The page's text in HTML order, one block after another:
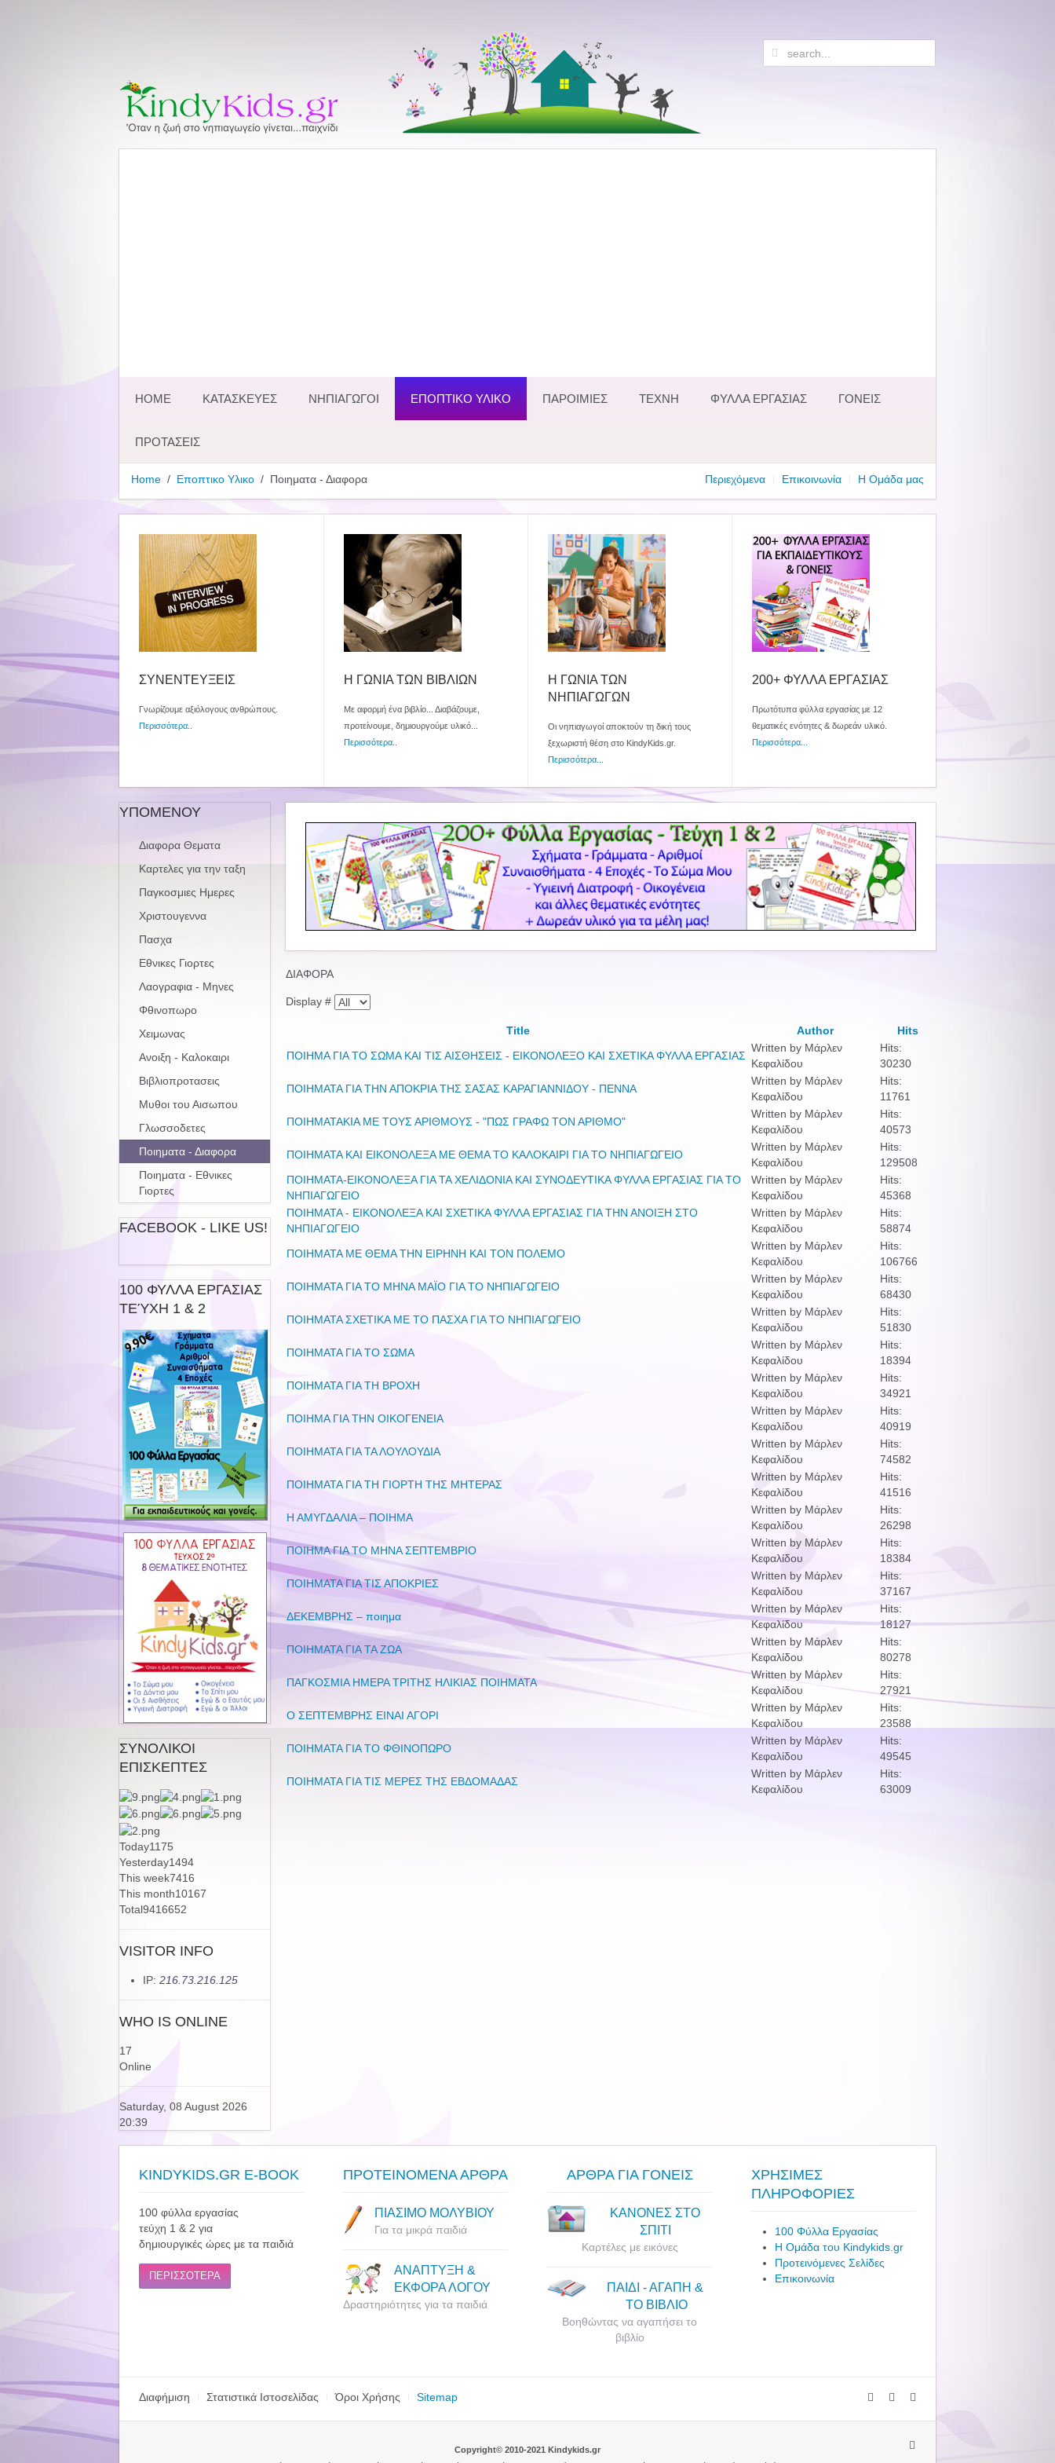
HOME ΚΑΤΑΣΚΕΥΕΣ ΝΗΠΙΑΓΩΓΟΙ ΕΠΟΠΤΙΚΟ ΥΛΙΚΟ ΠΑΡΟΙΜΙΕΣ ΤΕΧΝΗ ΦΥΛΛΑ ΕΡΓΑΣΙΑΣ ΓΟΝΕΙΣ
ΠΡΟΤΑΣΕΙΣ
Home Εποπτικο Υλικο Ποιηματα - Διαφορα Περιεχόμενα Επικοινωνία Η Ομάδα μας
ΣΥΝΕΝΤΕΥΞΕΙΣ
Γνωρίζουμε αξιόλογους ανθρώπους.
Περισσότερα
Η ΓΩΝΙΑ ΤΩΝ ΒΙΒΛΙΩΝ
Με αφορμή ένα βιβλίο... Διαβάζουμε,
προτείνουμε, δημιουργούμε υλικό...
Περισσότερα
Η ΓΩΝΙΑ ΤΩΝ
ΝΗΠΙΑΓΩΓΩΝ
Οι νηπιαγωγοί αποκτούν τη δική τους
ξεχωριστή θέση στο KindyKids.gr.
Περισσότερα...
200+ ΦΥΛΛΑ ΕΡΓΑΣΙΑΣ
Πρωτότυπα φύλλα εργασίας με 12
θεματικές ενότητες & δωρεάν υλικό.
Περισσότερα...
ΔΙΑΦΟΡΑ
Display #
Title Author
Hits
ΠΟΙΗΜΑ ΓΙΑ ΤΟ ΣΩΜΑ ΚΑΙ ΤΙΣ ΑΙΣΘΗΣΕΙΣ - ΕΙΚΟΝΟΛΕΞΟ ΚΑΙ ΣΧΕΤΙΚΑ ΦΥΛΛΑ ΕΡΓΑΣΙΑΣ
Written by Μάρλεν
Κεφαλίδου
Hits:
30230
ΠΟΙΗΜΑΤΑ ΓΙΑ ΤΗΝ ΑΠΟΚΡΙΑ ΤΗΣ ΣΑΣΑΣ ΚΑΡΑΓΙΑΝΝΙΔΟΥ - ΠΕΝΝΑ
Written by Μάρλεν
Κεφαλίδου
Hits:
11761
ΠΟΙΗΜΑΤΑΚΙΑ ΜΕ ΤΟΥΣ ΑΡΙΘΜΟΥΣ - "ΠΩΣ ΓΡΑΦΩ ΤΟΝ ΑΡΙΘΜΟ"
Written by Μάρλεν
Κεφαλίδου
Hits:
40573
ΠΟΙΗΜΑΤΑ ΚΑΙ ΕΙΚΟΝΟΛΕΞΑ ΜΕ ΘΕΜΑ ΤΟ ΚΑΛΟΚΑΙΡΙ ΓΙΑ ΤΟ ΝΗΠΙΑΓΩΓΕΙΟ
Written by Μάρλεν
Κεφαλίδου
Hits:
129508
ΠΟΙΗΜΑΤΑ-ΕΙΚΟΝΟΛΕΞΑ ΓΙΑ ΤΑ ΧΕΛΙΔΟΝΙΑ ΚΑΙ ΣΥΝΟΔΕΥΤΙΚΑ ΦΥΛΛΑ ΕΡΓΑΣΙΑΣ ΓΙΑ ΤΟ
ΝΗΠΙΑΓΩΓΕΙΟ
Written by Μάρλεν
Κεφαλίδου
Hits:
45368
ΠΟΙΗΜΑΤΑ - ΕΙΚΟΝΟΛΕΞΑ ΚΑΙ ΣΧΕΤΙΚΑ ΦΥΛΛΑ ΕΡΓΑΣΙΑΣ ΓΙΑ ΤΗΝ ΑΝΟΙΞΗ ΣΤΟ
ΝΗΠΙΑΓΩΓΕΙΟ
Written by Μάρλεν
Κεφαλίδου
Hits:
58874
ΠΟΙΗΜΑΤΑ ΜΕ ΘΕΜΑ ΤΗΝ ΕΙΡΗΝΗ ΚΑΙ ΤΟΝ ΠΟΛΕΜΟ
Written by Μάρλεν
Κεφαλίδου
Hits:
106766
ΠΟΙΗΜΑΤΑ ΓΙΑ ΤΟ ΜΗΝΑ ΜΑΪΟ ΓΙΑ ΤΟ ΝΗΠΙΑΓΩΓΕΙΟ
Written by Μάρλεν
Κεφαλίδου
Hits:
68430
ΠΟΙΗΜΑΤΑ ΣΧΕΤΙΚΑ ΜΕ ΤΟ ΠΑΣΧΑ ΓΙΑ ΤΟ ΝΗΠΙΑΓΩΓΕΙΟ
Written by Μάρλεν
Κεφαλίδου
Hits:
51830
ΠΟΙΗΜΑΤΑ ΓΙΑ ΤΟ ΣΩΜΑ
Written by Μάρλεν
Κεφαλίδου
Hits:
18394
ΠΟΙΗΜΑΤΑ ΓΙΑ ΤΗ ΒΡΟΧΗ
Written by Μάρλεν
Κεφαλίδου
Hits:
34921
ΠΟΙΗΜΑ ΓΙΑ ΤΗΝ ΟΙΚΟΓΕΝΕΙΑ
Written by Μάρλεν
Κεφαλίδου
Hits:
40919
ΠΟΙΗΜΑΤΑ ΓΙΑ ΤΑ ΛΟΥΛΟΥΔΙΑ
Written by Μάρλεν
Κεφαλίδου
Hits:
74582
ΠΟΙΗΜΑΤΑ ΓΙΑ ΤΗ ΓΙΟΡΤΗ ΤΗΣ ΜΗΤΕΡΑΣ
Written by Μάρλεν
Κεφαλίδου
Hits:
41516
Η ΑΜΥΓΔΑΛΙΑ – ΠΟΙΗΜΑ
Written by Μάρλεν
Κεφαλίδου
Hits:
26298
ΠΟΙΗΜΑ ΓΙΑ ΤΟ ΜΗΝΑ ΣΕΠΤΕΜΒΡΙΟ
Written by Μάρλεν
Κεφαλίδου
Hits:
18384
ΠΟΙΗΜΑΤΑ ΓΙΑ ΤΙΣ ΑΠΟΚΡΙΕΣ
Written by Μάρλεν
Κεφαλίδου
Hits:
37167
ΔΕΚΕΜΒΡΗΣ – ποιημα
Written by Μάρλεν
Κεφαλίδου
Hits:
18127
ΠΟΙΗΜΑΤΑ ΓΙΑ ΤΑ ΖΩΑ
Written by Μάρλεν
Κεφαλίδου
Hits:
80278
ΠΑΓΚΟΣΜΙΑ ΗΜΕΡΑ ΤΡΙΤΗΣ ΗΛΙΚΙΑΣ ΠΟΙΗΜΑΤΑ
Written by Μάρλεν
Κεφαλίδου
Hits:
27921
Ο ΣΕΠΤΕΜΒΡΗΣ ΕΙΝΑΙ ΑΓΟΡΙ
Written by Μάρλεν
Κεφαλίδου
Hits:
23588
ΠΟΙΗΜΑΤΑ ΓΙΑ ΤΟ ΦΘΙΝΟΠΩΡΟ
Written by Μάρλεν
Κεφαλίδου
Hits:
49545
ΠΟΙΗΜΑΤΑ ΓΙΑ ΤΙΣ ΜΕΡΕΣ ΤΗΣ ΕΒΔΟΜΑΔΑΣ
Written by Μάρλεν
Κεφαλίδου
Hits:
63009
ΥΠΟΜΕΝΟΥ
Διαφορα Θεματα
Καρτελες για την ταξη
Παγκοσμιες Ημερες
Χριστουγεννα
Πασχα
Εθνικες Γιορτες
Λαογραφια - Μηνες
Φθινοπωρο
Χειμωνας
Ανοιξη - Καλοκαιρι
Βιβλιοπροτασεις
Μυθοι του Αισωπου
Γλωσσοδετες
Ποιηματα - Διαφορα
Ποιηματα - Εθνικες
Γιορτες
FACEBOOK - LIKE US!
100 ΦΥΛΛΑ ΕΡΓΑΣΙΑΣ
ΤΕΎΧΗ 1 & 2
ΣΥΝΟΛΙΚΟΙ
ΕΠΙΣΚΕΠΤΕΣ
Today1175
Yesterday1494
This week7416
This month10167
Total9416652
VISITOR INFO
IP: 216.73.216.125
WHO IS ONLINE
17
Online
Saturday, 08 August 2026
20:39
KINDYKIDS.GR E-BOOK
100 φύλλα εργασίας
τεύχη 1 & 2 για
δημιουργικές ώρες με τα παιδιά
ΠΕΡΙΣΣΟΤΕΡΑ
ΠΡΟΤΕΙΝΟΜΕΝΑ ΑΡΘΡΑ
ΠΙΑΣΙΜΟ ΜΟΛΥΒΙΟΥ
Για τα μικρά παιδιά
ΑΝΑΠΤΥΞΗ &
ΕΚΦΟΡΑ ΛΟΓΟΥ
Δραστηριότητες για τα παιδιά
ΑΡΘΡΑ ΓΙΑ ΓΟΝΕΙΣ
ΚΑΝΟΝΕΣ ΣΤΟ
ΣΠΙΤΙ
Καρτέλες με εικόνες
ΠΑΙΔΙ - ΑΓΑΠΗ &
ΤΟ ΒΙΒΛΙΟ
Βοηθώντας να αγαπήσει το
βιβλίο
ΧΡΗΣΙΜΕΣ
ΠΛΗΡΟΦΟΡΙΕΣ
100 Φύλλα Εργασίας
Η Ομάδα του Kindykids.gr
Προτεινόμενες Σελίδες
Επικοινωνία
Διαφήμιση Στατιστικά Ιστοσελίδας Όροι Χρήσης Sitemap
Copyright© 2010-2021 Kindykids.gr